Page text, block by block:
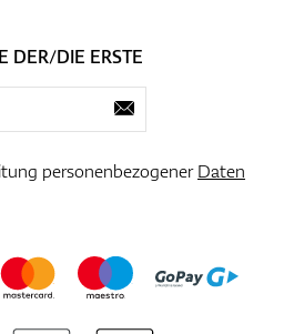
DER/DIE ERSTE
personenbezogenerDaten